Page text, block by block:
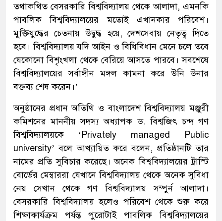
তথাকথিত বেসরকারি বিশ্ববিদ্যালয় থেকে আলাদা, এমনকি
পাবলিক বিশ্ববিদ্যালয়ের মতোই এখানকার পরিবেশ।
মুক্তিযুদ্ধের চেতনায় উদ্বুদ্ধ হয়ে, দেশসেবায় নেতৃত্ব দিতে
হবে। বিশ্ববিদ্যালয় যদি আইন ও বিধিবিধান মেনে চলে তবে
যেকোনো বিশৃংখলা থেকে বেরিয়ে আসতে পারবে। সবশেষে
বিশ্ববিদ্যালয়ের সর্বাঙ্গীন মঙ্গল কামনা করে উনি উনার
বক্তব্য শেষ করেন।’
অনুষ্ঠানের প্রধান অতিথি ও বাংলাদেশ বিশ্ববিদ্যালয় মঞ্জুরী
কমিশনের মাননীয় সদস্য অধ্যাপক ড. বিশ্বজিৎ চন্দ গণ
বিশ্ববিদ্যালয়কে ‘Privately managed Public
university’ বলে আখ্যায়িত করে বলেন, প্রতিষ্ঠানটি তার
নামের প্রতি সুবিচার করেছে। অনেক বিশ্ববিদ্যালয়ের ট্রাস্টি
বোর্ডের মেম্বাররা যেখানে বিশ্ববিদ্যালয় থেকে অনেক সুবিধা
নেয় সেখান থেকে গণ বিশ্ববিদ্যালয় সম্পুর্ন আলাদা।
বেসরকারি বিশ্ববিদ্যালয় হলেও পরিবেশ থেকে শুরু করে
শিক্ষাকার্যক্রম পর্যন্ত পুরোটাই পাবলিক বিশ্ববিদ্যালয়ের